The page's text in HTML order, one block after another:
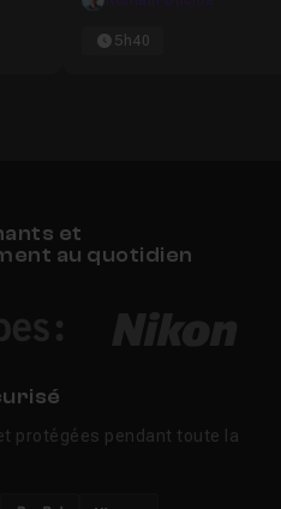
5h40
et
au quotidien
protégées pendant toute la